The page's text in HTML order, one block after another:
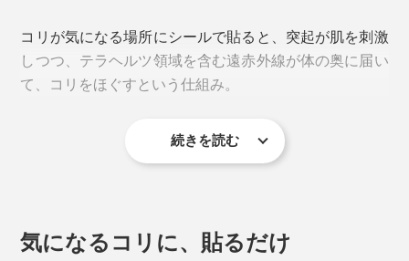
コリが気になる場所にシールで貼ると、突起が肌を刺激
しつつ、テラヘルツ領域を含む遠赤外線が体の奥に届い
て、コリをほぐすという仕組み。
テラヘルツ領域を含む遠赤外線を放出
血行を促進
続きを読む
気になるコリに、貼るだけ